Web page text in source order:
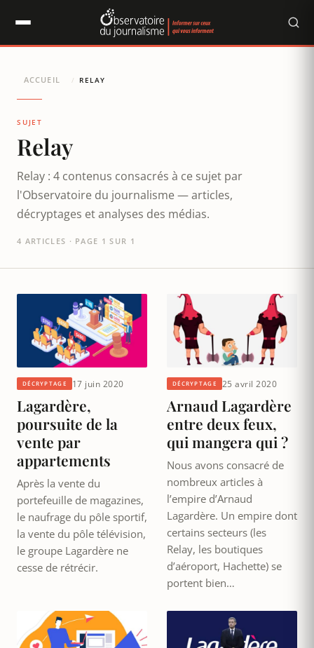
ACCUEIL / RELAY
SUJET
Relay
Relay : 4 contenus consacrés à ce sujet par
l'Observatoire du journalisme — articles,
décryptages et analyses des médias.
4 ARTICLES · PAGE 1 SUR 1
DÉCRYPTAGE 17 juin 2020
Lagardère,
poursuite de la
vente par
appartements
Après la vente du
portefeuille de magazines,
le naufrage du pôle sportif,
la vente du pôle télévision,
le groupe Lagardère ne
cesse de rétrécir.
DÉCRYPTAGE 25 avril 2020
Arnaud Lagardère
entre deux feux,
qui mangera qui ?
Nous avons consacré de
nombreux articles à
l’empire d’Arnaud
Lagardère. Un empire dont
certains secteurs (les
Relay, les boutiques
d’aéroport, Hachette) se
portent bien…
Panneau de gestion des cookies